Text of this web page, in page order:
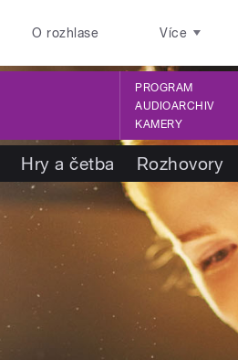
O rozhlase Více
PROGRAM
AUDIOARCHIV
KAMERY
Hry a četba Rozhovory